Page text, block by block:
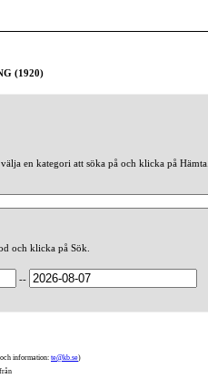
(1920)
en kategori att söka på och klicka på Hämta.
och klicka på Sök.
--
information: te@kb.se)